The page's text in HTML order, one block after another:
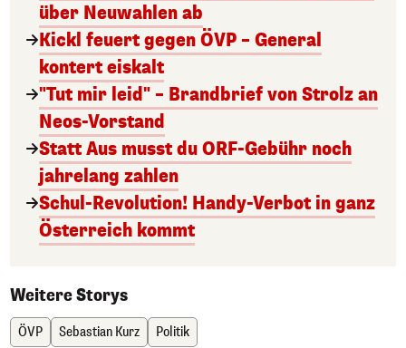
über Neuwahlen ab
Kickl feuert gegen ÖVP – General
kontert eiskalt
"Tut mir leid" – Brandbrief von Strolz an
Neos-Vorstand
Statt Aus musst du ORF-Gebühr noch
jahrelang zahlen
Schul-Revolution! Handy-Verbot in ganz
Österreich kommt
Weitere Storys
ÖVP Sebastian Kurz Politik